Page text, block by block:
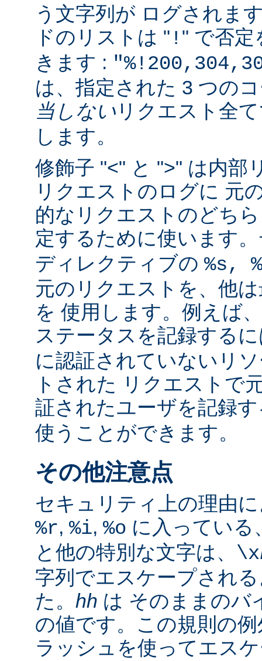
う文字列が ログされま
ドのリストは " ! " で否定
きます :
は、指定された 3 つの
当しない リクエスト全
します。
修飾子 "<" と ">" は内部
リクエストのログに 元
的なリクエストのどち
定するために使います
ディレクティブの %s,
元のリクエストを、他
を 使用します。例えば
ステータスを記録する
に認証されていないリ
トされた リクエストで
証されたユーザを記録
使うことができます。
その他注意点
セキュリティ上の理由
%r, %i, %o に入っている
と他の特別な文字は、 \x
字列でエスケープされ
た。 hh は そのままのバ
の値です。この規則の
ラッシュを使ってエス